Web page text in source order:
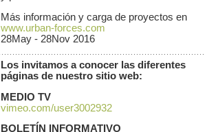
Más información y carga de proyectos en
www.urban-forces.com
28May - 28Nov 2016
Los invitamos a conocer las diferentes
páginas de nuestro sitio web:
MEDIO TV
vimeo.com/user3002932
BOLETÍN INFORMATIVO